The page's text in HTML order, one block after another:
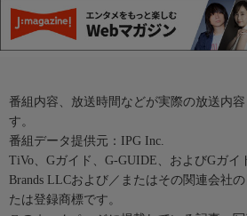
番組内容、放送時間などが実際の放送内
す。
番組データ提供元：IPG Inc.
TiVo、Gガイド、G-GUIDE、およびGガイ
Brands LLCおよび／またはその関連会社
たは登録商標です。